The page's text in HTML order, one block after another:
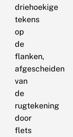
driehoekige
tekens
op
de
flanken,
afgescheiden
van
de
rugtekening
door
flets